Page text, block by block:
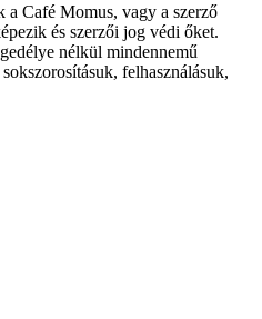
a Café Momus, vagy a szerző
és szerzői jog védi őket.
nélkül mindennemű
felhasználásuk,